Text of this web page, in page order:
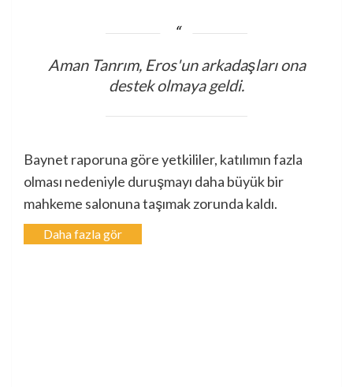
Aman Tanrım, Eros'un arkadaşları ona
destek olmaya geldi.
Baynet raporuna göre yetkililer, katılımın fazla
olması nedeniyle duruşmayı daha büyük bir
mahkeme salonuna taşımak zorunda kaldı.
Daha fazla gör